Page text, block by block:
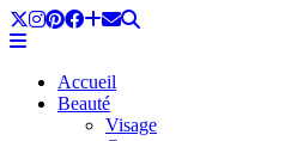
Accueil
Beauté
Visage